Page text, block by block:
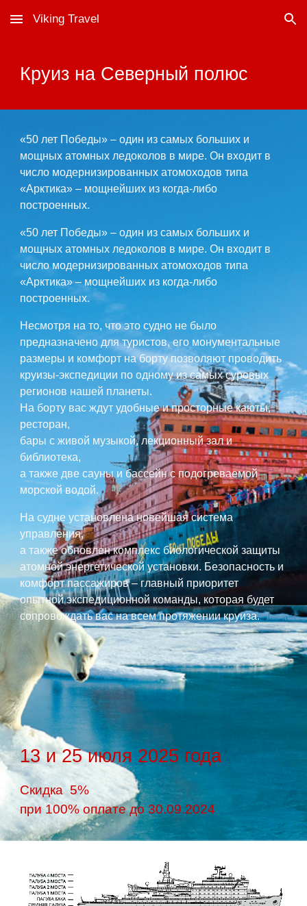
Skip to main content Skip to navigation
Viking Travel
Круиз на Северный полюс
«50 лет Победы» – один из самых больших и
мощных атомных ледоколов в мире. Он входит в
число модернизированных атомоходов типа
«Арктика» – мощнейших из когда-либо
построенных.
«50 лет Победы» – один из самых больших и
мощных атомных ледоколов в мире. Он входит в
число модернизированных атомоходов типа
«Арктика» – мощнейших из когда-либо
построенных.
Несмотря на то, что это судно не было
предназначено для туристов, его монументальные
размеры и комфорт на борту позволяют проводить
круизы-экспедиции по одному из самых суровых
регионов нашей планеты.
На борту вас ждут удобные и просторные каюты,
ресторан,
бары с живой музыкой, лекционный зал и
библиотека,
а также две сауны и бассейн с подогреваемой
морской водой.
На судне установлена новейшая система
управления,
а также обновлен комплекс биологической защиты
атомной энергетической установки. Безопасность и
комфорт пассажиров – главный приоритет
опытной экспедиционной команды, которая будет
сопровождать вас на всем протяжении круиза.
13 и 25 июля 2025 года
Скидка 5%
при 100% оплате до 30.09.2024